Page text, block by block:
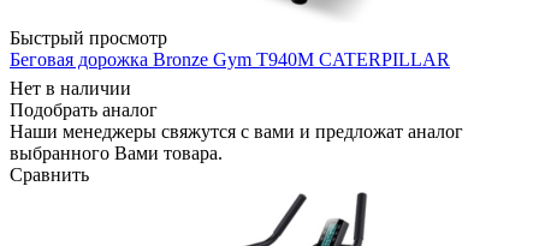
Быстрый просмотр
Беговая дорожка Bronze Gym T940M CATERPILLAR
Нет в наличии
Подобрать аналог
Наши менеджеры свяжутся с вами и предложат аналог
выбранного Вами товара.
Сравнить